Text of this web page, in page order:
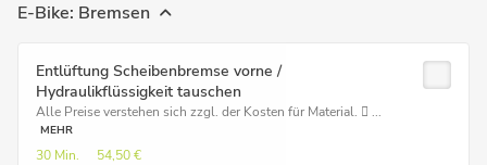
E-Bike: Bremsen
Entlüftung Scheibenbremse vorne /
Hydraulikflüssigkeit tauschen
Alle Preise verstehen sich zzgl. der Kosten für Material.  ...
MEHR
30 Min. 54,50 €